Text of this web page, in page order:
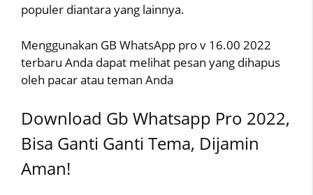
populer diantara yang lainnya.
Menggunakan GB WhatsApp pro v 16.00 2022
terbaru Anda dapat melihat pesan yang dihapus
oleh pacar atau teman Anda
Download Gb Whatsapp Pro 2022,
Bisa Ganti Ganti Tema, Dijamin
Aman!